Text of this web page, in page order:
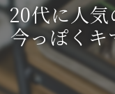
20代に人気
今っぽくキ